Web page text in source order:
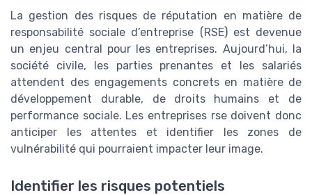
La gestion des risques de réputation en matière de
responsabilité sociale d’entreprise (RSE) est devenue
un enjeu central pour les entreprises. Aujourd’hui, la
société civile, les parties prenantes et les salariés
attendent des engagements concrets en matière de
développement durable, de droits humains et de
performance sociale. Les entreprises rse doivent donc
anticiper les attentes et identifier les zones de
vulnérabilité qui pourraient impacter leur image.
Identifier les risques potentiels